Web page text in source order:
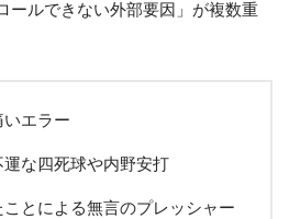
ールできない外部要因」が複数重
エラー
な四死球や内野安打
とによる無言のプレッシャー